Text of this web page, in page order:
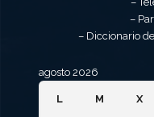
–
– Diccionario
agosto 2026
L M X